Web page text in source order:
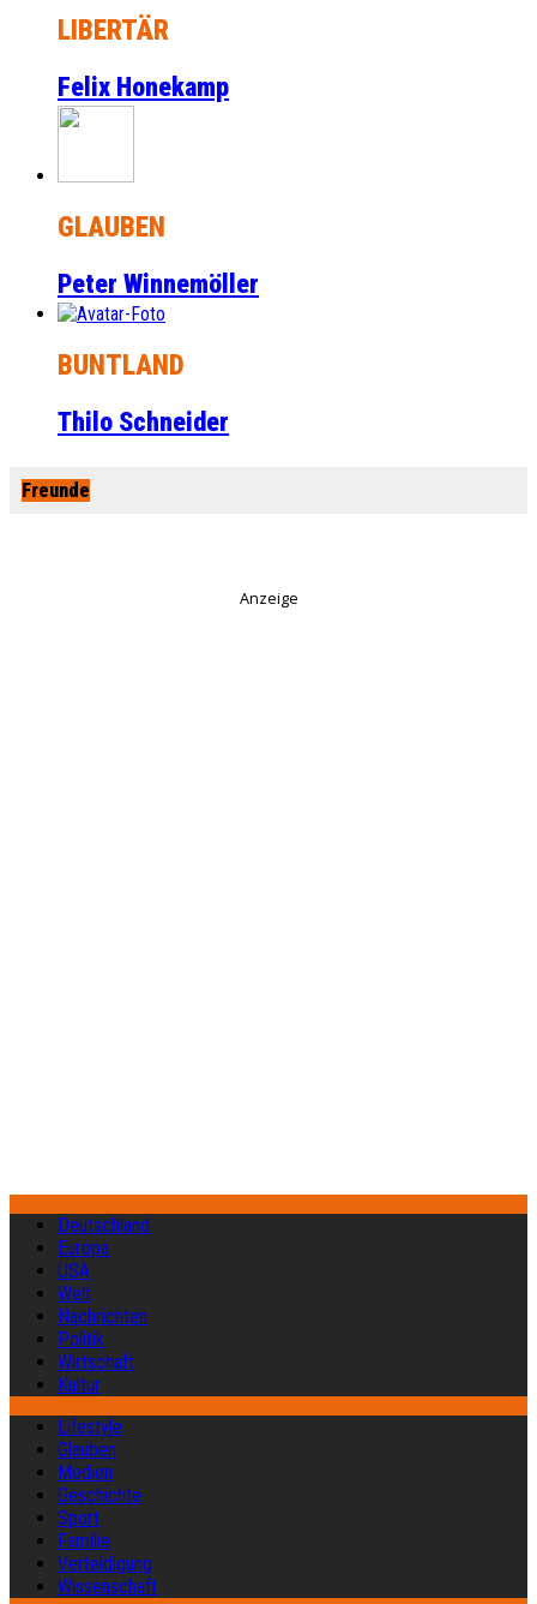
LIBERTÄR
Felix Honekamp
GLAUBEN
Peter Winnemöller
BUNTLAND
Thilo Schneider
Freunde
Anzeige
Deutschland
Europa
USA
Welt
Nachrichten
Politik
Wirtschaft
Kultur
Lifestyle
Glauben
Medien
Geschichte
Sport
Familie
Verteidigung
Wissenschaft